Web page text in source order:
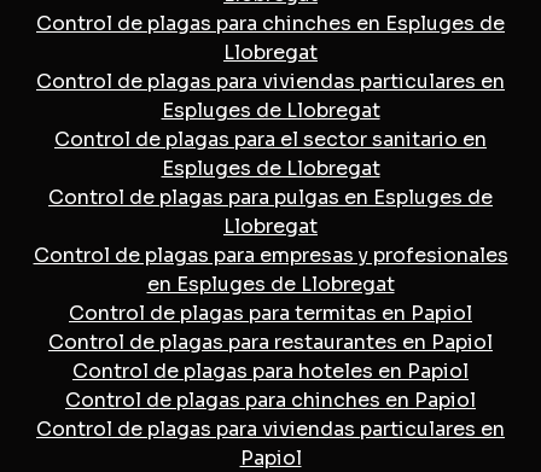
Control de plagas para chinches en Espluges de
Llobregat
Control de plagas para viviendas particulares en
Espluges de Llobregat
Control de plagas para el sector sanitario en
Espluges de Llobregat
Control de plagas para pulgas en Espluges de
Llobregat
Control de plagas para empresas y profesionales
en Espluges de Llobregat
Control de plagas para termitas en Papiol
Control de plagas para restaurantes en Papiol
Control de plagas para hoteles en Papiol
Control de plagas para chinches en Papiol
Control de plagas para viviendas particulares en
Papiol